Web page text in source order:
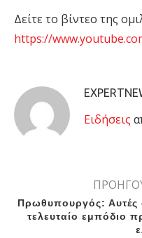
Δείτε το βίντεο της
https://
Eιδήσεις
Πρωθυπουργός: Αυτές
τελευταίο εμπόδιο